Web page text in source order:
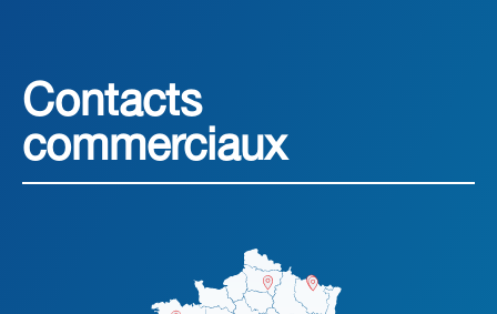
Contacts
commerciaux